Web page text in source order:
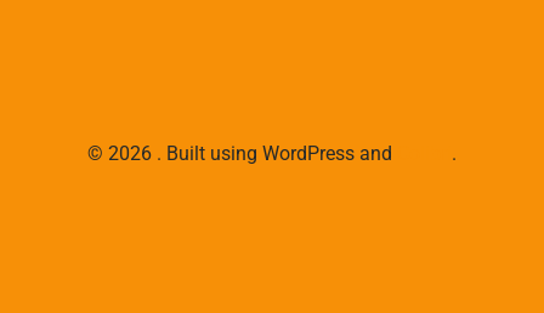
© 2026 . Built using WordPress and .